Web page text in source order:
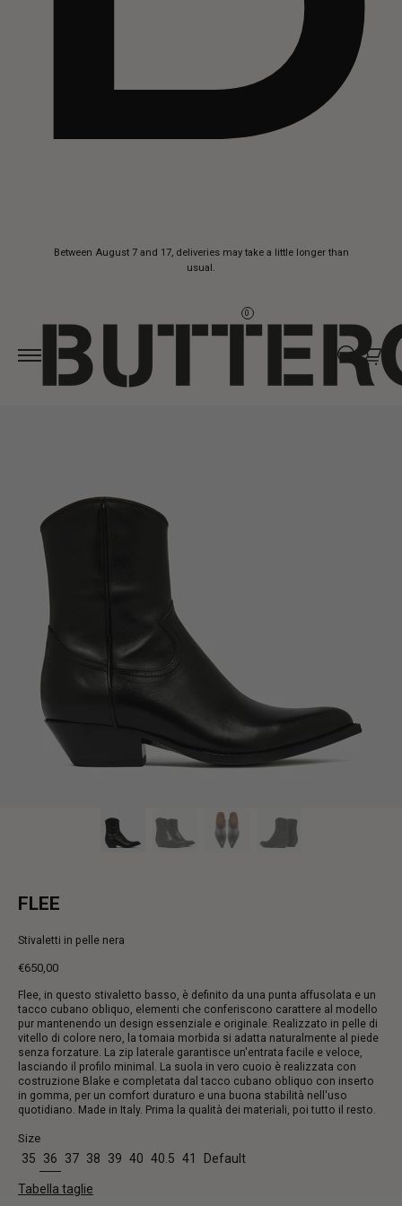
Between August 7 and 17, deliveries may take a little longer than
usual.
0
FLEE
Stivaletti in pelle nera
€650,00
intero
Flee, in questo stivaletto basso, è definito da una punta affusolata e un
tacco cubano obliquo, elementi che conferiscono carattere al modello
pur mantenendo un design essenziale e originale. Realizzato in pelle di
vitello di colore nero, la tomaia morbida si adatta naturalmente al piede
senza forzature. La zip laterale garantisce un'entrata facile e veloce,
lasciando il profilo minimal. La suola in vero cuoio è realizzata con
costruzione Blake e completata dal tacco cubano obliquo con inserto
in gomma, per un comfort duraturo e una buona stabilità nell'uso
quotidiano. Made in Italy. Prima la qualità dei materiali, poi tutto il resto.
Size
35 36 37 38 39 40 40.5 41 Default
Tabella taglie